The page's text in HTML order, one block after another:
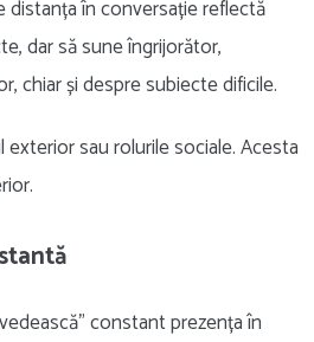
distanța în conversație reflectă
dar să sune îngrijorător,
chiar și despre subiecte dificile.
sau rolurile sociale. Acesta
constant prezența în